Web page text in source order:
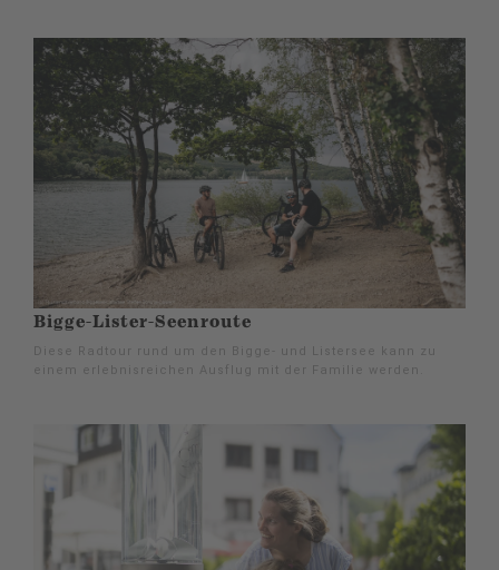
Bigge-Lister-Seenroute
Diese Radtour rund um den Bigge- und Listersee kann zu
einem erlebnisreichen Ausflug mit der Familie werden.